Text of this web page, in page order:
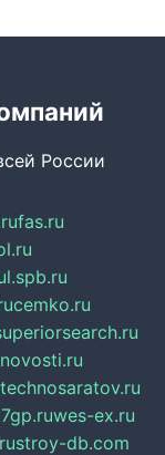
России
fas.ru
cemko.ru
technosaratov.ru
wes-ex.ru
stroy-db.com